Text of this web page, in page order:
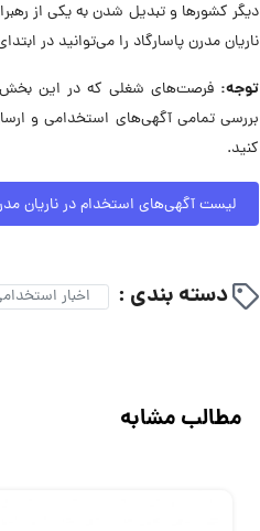
دیگر کشورها و تبدیل شدن به یکی از
ناریان مدرن پاسارگاد را می‌توانید در
توجه: فرصت‌های شغلی که در این بخش
بررسی تمامی آگهی‌های استخدامی و
کنید.
لیست آگهی‌های استخدام در ناریان
دسته بندی : اخبار
مطالب مشابه